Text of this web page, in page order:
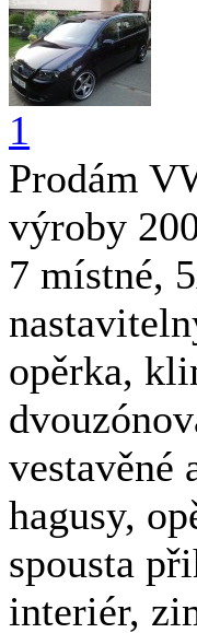
1
Prodám
výroby
7 místné,
opěrka,
vestavěné
hagusy,
spousta
interiér,